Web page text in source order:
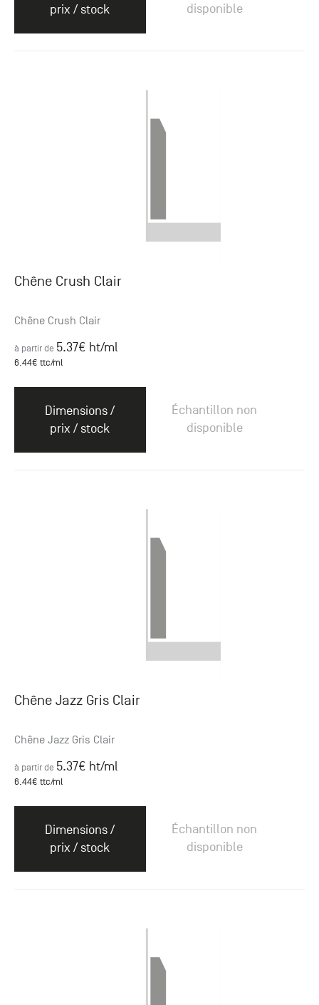
prix / stock
disponible
Chêne Crush Clair
Chêne Crush Clair
à partir de 5.37€ ht/ml
6.44€ ttc/ml
Dimensions /
prix / stock
Échantillon non
disponible
Chêne Jazz Gris Clair
Chêne Jazz Gris Clair
à partir de 5.37€ ht/ml
6.44€ ttc/ml
Dimensions /
prix / stock
Échantillon non
disponible